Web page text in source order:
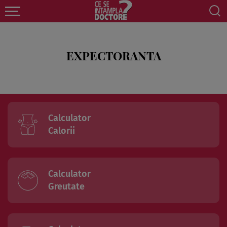
EXPECTORANTA
Calculator
Calorii
Calculator
Greutate